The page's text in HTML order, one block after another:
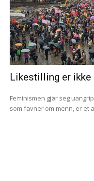
Likestilling er
Feminismen gjør seg
som favner om menn, er et